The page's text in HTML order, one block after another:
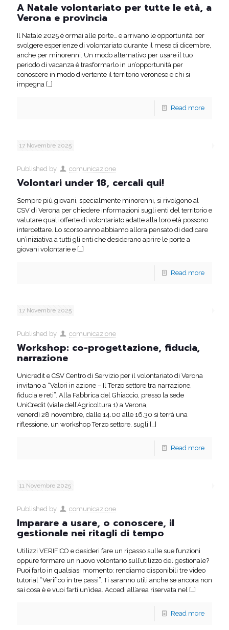
A Natale volontariato per tutte le età, a
Verona e provincia
Il Natale 2025 è ormai alle porte… e arrivano le opportunità per
svolgere esperienze di volontariato durante il mese di dicembre,
anche per minorenni. Un modo alternativo per usare il tuo
periodo di vacanza è trasformarlo in un’opportunità per
conoscere in modo divertente il territorio veronese e chi si
impegna […]
Read more
17 Novembre 2025
Published by comunicazione
Volontari under 18, cercali qui!
Sempre più giovani, specialmente minorenni, si rivolgono al
CSV di Verona per chiedere informazioni sugli enti del territorio e
valutare quali offerte di volontariato adatte alla loro età possono
intercettare. Lo scorso anno abbiamo allora pensato di dedicare
un’iniziativa a tutti gli enti che desiderano aprire le porte a
giovani volontarie e […]
Read more
17 Novembre 2025
Published by comunicazione
Workshop: co-progettazione, fiducia,
narrazione
Unicredit e CSV Centro di Servizio per il volontariato di Verona
invitano a “Valori in azione – Il Terzo settore tra narrazione,
fiducia e reti”. Alla Fabbrica del Ghiaccio, presso la sede
UniCredit (viale dell’Agricoltura 1) a Verona,
venerdì 28 novembre, dalle 14.00 alle 16.30 si terrà una
riflessione, un workshop Terzo settore, sugli […]
Read more
11 Novembre 2025
Published by comunicazione
Imparare a usare, o conoscere, il
gestionale nei ritagli di tempo
Utilizzi VERIF!CO e desideri fare un ripasso sulle sue funzioni
oppure formare un nuovo volontario sull’utilizzo del gestionale?
Puoi farlo in qualsiasi momento: rendiamo disponibili tre video
tutorial “Verif!co in tre passi”. Ti saranno utili anche se ancora non
sai cosa è e vuoi farti un’idea. Accedi all’area riservata nel […]
Read more